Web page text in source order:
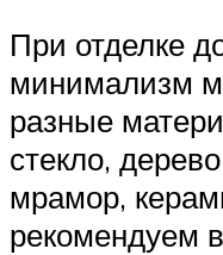
При отделке
минимализм
разные
стекло,
мрамор,
рекомендуем